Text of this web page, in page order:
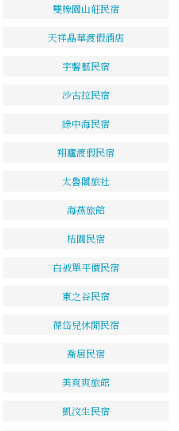
雙橡園山莊民宿
天祥晶華渡假酒店
宇馨藝民宿
沙古拉民宿
綠中海民宿
翔廬渡假民宿
太魯閣旅社
海燕旅館
桔園民宿
白被單平價民宿
東之谷民宿
葆岱兒休閒民宿
喬居民宿
美爽爽旅館
凱汶生民宿